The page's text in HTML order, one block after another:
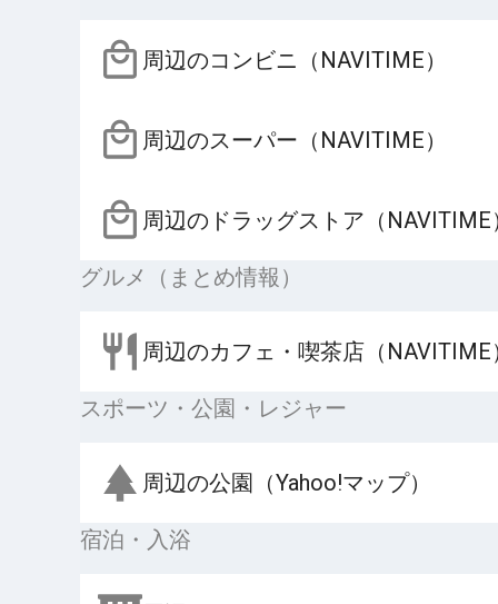
周辺のコンビニ（NAVITIME）
周辺のスーパー（NAVITIME）
周辺のドラッグストア（NAVITIME
グルメ（まとめ情報）
周辺のカフェ・喫茶店（NAVITIME
スポーツ・公園・レジャー
周辺の公園（Yahoo!マップ）
宿泊・入浴